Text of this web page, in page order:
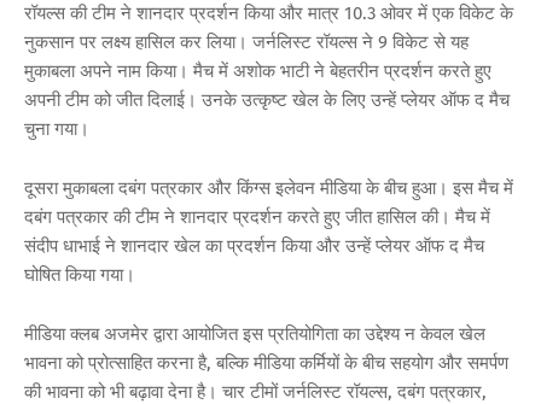
रॉयल्स की टीम ने शानदार प्रदर्शन किया और मात्र 10.3 ओवर में एक विकेट के
नुकसान पर लक्ष्य हासिल कर लिया। जर्नलिस्ट रॉयल्स ने 9 विकेट से यह
मुकाबला अपने नाम किया। मैच में अशोक भाटी ने बेहतरीन प्रदर्शन करते हुए
अपनी टीम को जीत दिलाई। उनके उत्कृष्ट खेल के लिए उन्हें प्लेयर ऑफ द मैच
चुना गया।
दूसरा मुकाबला दबंग पत्रकार और किंग्स इलेवन मीडिया के बीच हुआ। इस मैच में
दबंग पत्रकार की टीम ने शानदार प्रदर्शन करते हुए जीत हासिल की। मैच में
संदीप धाभाई ने शानदार खेल का प्रदर्शन किया और उन्हें प्लेयर ऑफ द मैच
घोषित किया गया।
मीडिया क्लब अजमेर द्वारा आयोजित इस प्रतियोगिता का उद्देश्य न केवल खेल
भावना को प्रोत्साहित करना है, बल्कि मीडिया कर्मियों के बीच सहयोग और समर्पण
की भावना को भी बढ़ावा देना है। चार टीमों जर्नलिस्ट रॉयल्स, दबंग पत्रकार,